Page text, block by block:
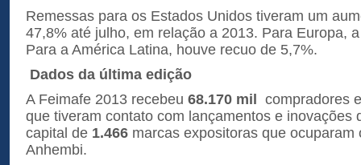
Remessas para os Estados Unidos tiveram um
47,8% até julho, em relação a 2013. Para Europa,
Para a América Latina, houve recuo de 5,7%.
Dados da última edição
A Feimafe 2013 recebeu 68.170 mil
compradores
que tiveram contato com lançamentos e inovações
capital de 1.466 marcas expositoras que ocuparam
Anhembi.